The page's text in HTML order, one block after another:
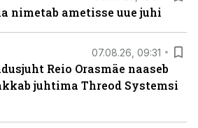
nimetab ametisse uue juhi
07.08.26, 09:31
Reio Orasmäe naaseb
juhtima Threod Systemsi